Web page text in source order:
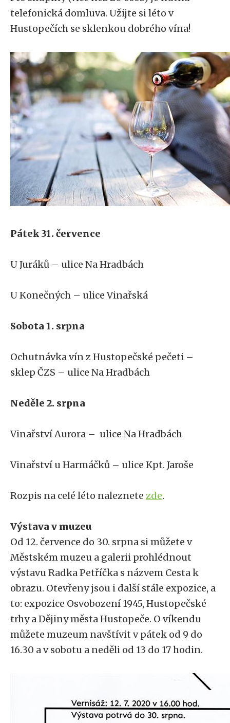
telefonická domluva. Užijte si léto v
Hustopečích se sklenkou dobrého vína!
Pátek 31. července
U Juráků – ulice Na Hradbách
U Konečných – ulice Vinařská
Sobota 1. srpna
Ochutnávka vín z Hustopečské pečeti –
sklep ČZS – ulice Na Hradbách
Neděle 2. srpna
Vinařství Aurora – ulice Na Hradbách
Vinařství u Harmáčků – ulice Kpt. Jaroše
Rozpis na celé léto naleznete zde.
Výstava v muzeu
Od 12. července do 30. srpna si můžete v
Městském muzeu a galerii prohlédnout
výstavu Radka Petříčka s názvem Cesta k
obrazu. Otevřeny jsou i další stále expozice, a
to: expozice Osvobození 1945, Hustopečské
trhy a Dějiny města Hustopeče. O víkendu
můžete muzeum navštívit v pátek od 9 do
16.30 a v sobotu a neděli od 13 do 17 hodin.